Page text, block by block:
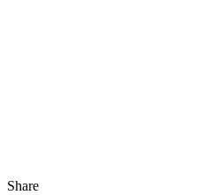
Share